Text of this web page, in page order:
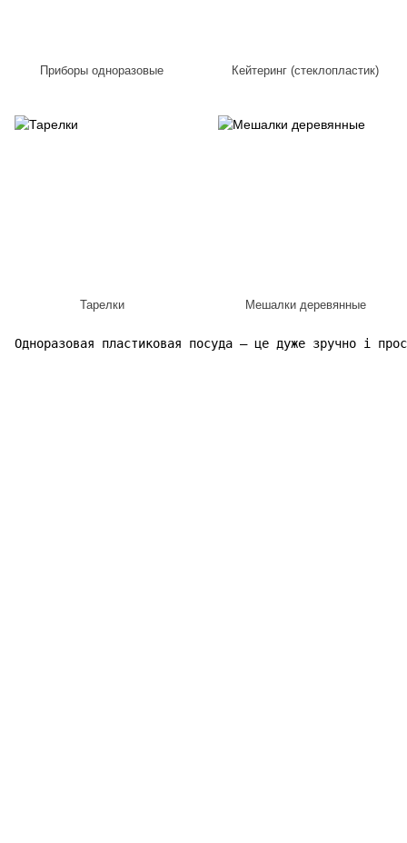
Одноразовая пластиковая посуда – це дуже зручно і
Приборы одноразовые Кейтеринг (стеклопластик)
Тарелки Мешалки деревянные